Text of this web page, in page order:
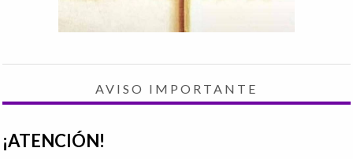
AVISO IMPORTANTE
¡ATENCIÓN!